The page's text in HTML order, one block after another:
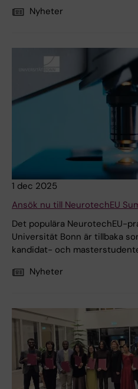
Nyheter
1 dec 2025
Ansök nu till NeurotechEU
Det populära NeurotechEU-
Universität Bonn är tillbaka
kandidat- och
Nyheter